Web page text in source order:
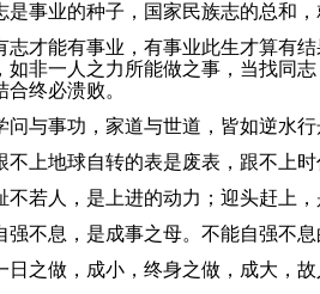
是事业的种子，国家民族志的总和
志才能有事业，有事业此生才算有
如非一人之力所能做之事，当找同
合终必溃败。
问与事功，家道与世道，皆如逆水
不上地球自转的表是废表，跟不上
不若人，是上进的动力；迎头赶上
强不息，是成事之母。不能自强不
日之做，成小，终身之做，成大，